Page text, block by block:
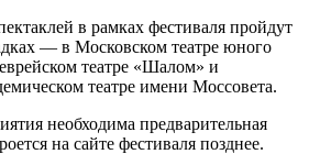
в рамках фестиваля пройдут
— в Московском театре юного
театре «Шалом» и
театре имени Моссовета.
необходима предварительная
на сайте фестиваля позднее.